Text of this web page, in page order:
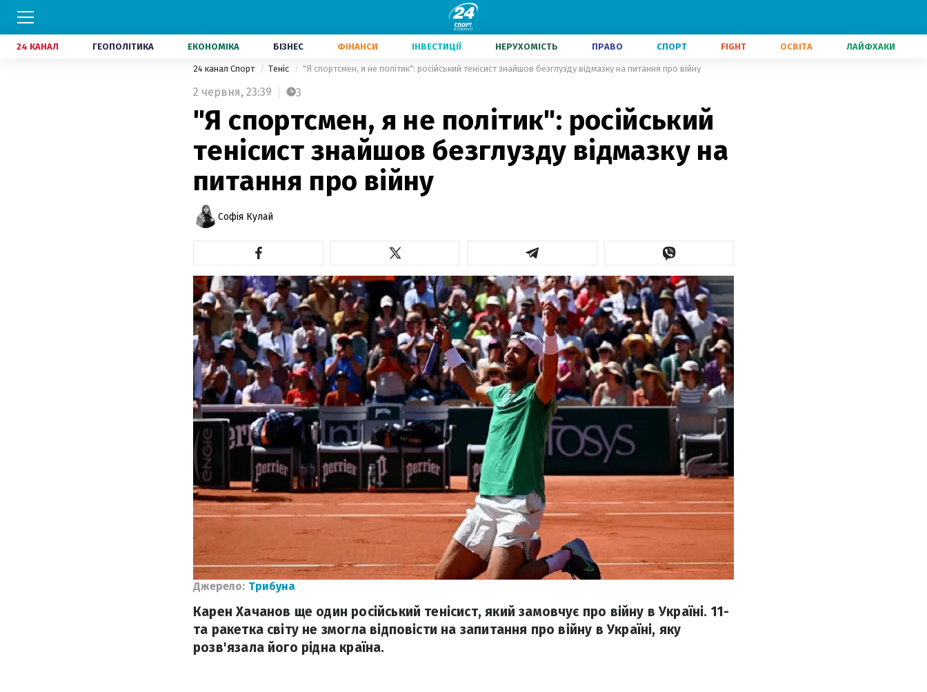
24 КАНАЛ ГЕОПОЛІТИКА ЕКОНОМІКА БІЗНЕС ФІНАНСИ ІНВЕСТИЦІЇ НЕРУХОМІСТЬ ПРАВО СПОРТ FIGHT ОСВІТА ЛАЙФХАКИ
24 канал Спорт Теніс "Я спортсмен, я не політик": російський тенісист знайшов безглузду відмазку на питання про війну
2 червня, 23:39 3
"Я спортсмен, я не політик": російський
тенісист знайшов безглузду відмазку на
питання про війну
Софія Кулай
Джерело: Трибуна
Карен Хачанов ще один російський тенісист, який замовчує про війну в Україні. 11-
та ракетка світу не змогла відповісти на запитання про війну в Україні, яку
розв'язала його рідна країна.